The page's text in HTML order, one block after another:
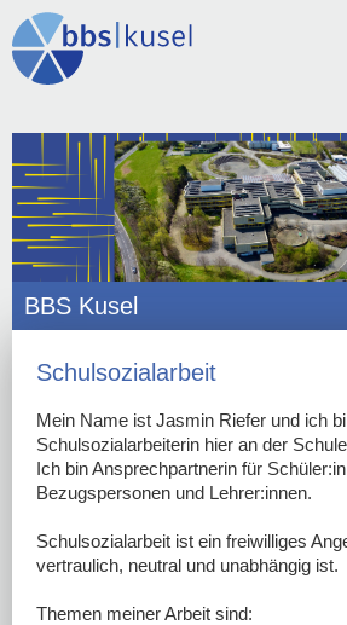
BBS Kusel
ORGANISATION
SCHULLEBEN
DOWNLOADS
Schulsozialarbeit
Mein Name ist Jasmin Riefer und ich
Schulsozialarbeiterin hier an der
Ich bin Ansprechpartnerin für
Bezugspersonen und Lehrer:innen.
Schulsozialarbeit ist ein freiwilliges
vertraulich, neutral und unabhängig ist.
Themen meiner Arbeit sind: